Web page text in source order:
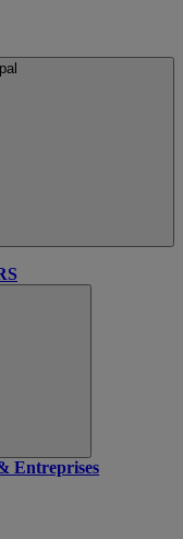
Entreprises